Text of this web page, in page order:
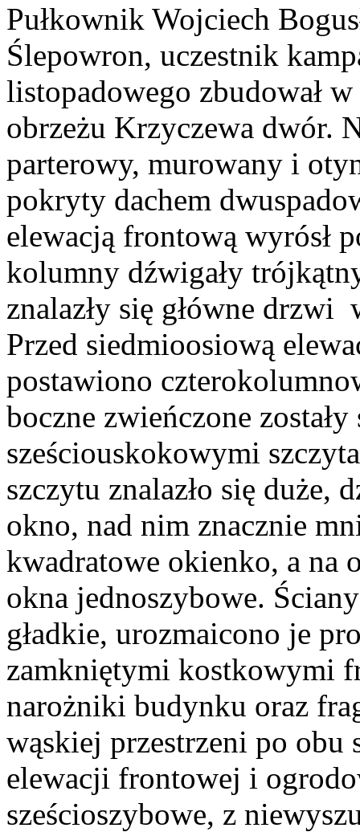
Pułkownik Wojciech
Ślepowron, uczestnik
listopadowego zbudował
obrzeżu Krzyczewa dwór.
parterowy, murowany i
pokryty dachem
elewacją frontową wyrósł
kolumny dźwigały
znalazły się główne drzwi
Przed siedmioosiową
postawiono
boczne zwieńczone
sześciouskokowymi
szczytu znalazło się duże,
okno, nad nim znacznie
kwadratowe okienko, a na
okna jednoszybowe.
gładkie, urozmaicono je
zamkniętymi kostkowymi
narożniki budynku oraz
wąskiej przestrzeni po
elewacji frontowej i
sześcioszybowe, z